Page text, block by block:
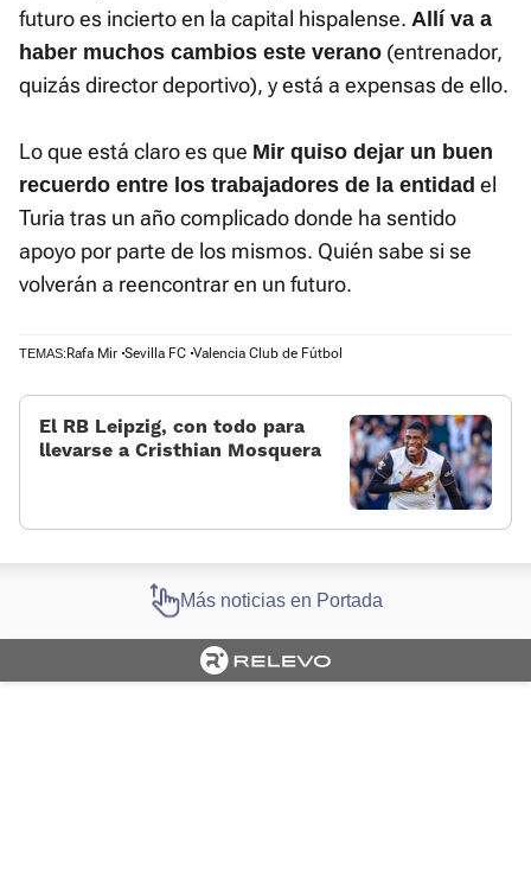
futuro es incierto en la capital hispalense. Allí va a
haber muchos cambios este verano (entrenador,
quizás director deportivo), y está a expensas de ello.
Lo que está claro es que Mir quiso dejar un buen
recuerdo entre los trabajadores de la entidad el
Turia tras un año complicado donde ha sentido
apoyo por parte de los mismos. Quién sabe si se
volverán a reencontrar en un futuro.
TEMAS: Rafa Mir Sevilla FC Valencia Club de Fútbol
El RB Leipzig, con todo para
llevarse a Cristhian Mosquera
Más noticias en Portada